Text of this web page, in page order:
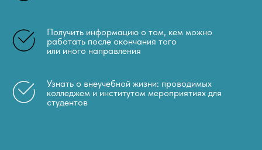
Получить информацию о том, кем можно
работать после окончания того
или иного направления
Узнать о внеучебной жизни: проводимых
колледжем и институтом мероприятиях для
студентов